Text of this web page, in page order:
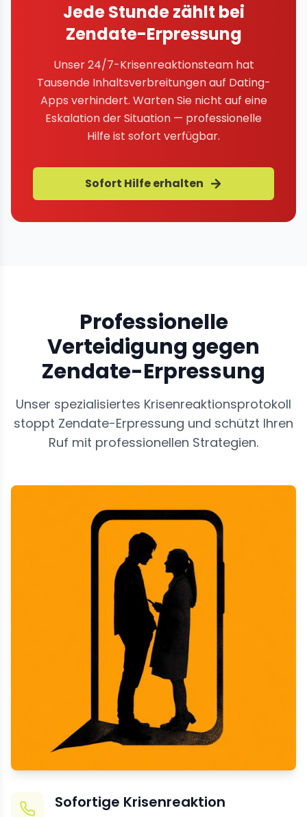
Jede Stunde zählt bei
Zendate-Erpressung
Unser 24/7-Krisenreaktionsteam hat
Tausende Inhaltsverbreitungen auf Dating-
Apps verhindert. Warten Sie nicht auf eine
Eskalation der Situation — professionelle
Hilfe ist sofort verfügbar.
Sofort Hilfe erhalten
Professionelle
Verteidigung gegen
Zendate-Erpressung
Unser spezialisiertes Krisenreaktionsprotokoll
stoppt Zendate-Erpressung und schützt Ihren
Ruf mit professionellen Strategien.
Sofortige Krisenreaktion